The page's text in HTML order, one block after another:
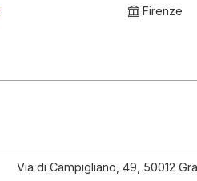
Firenze
Via di Campigliano, 49, 50012